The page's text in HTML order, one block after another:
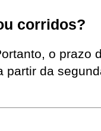
corridos?
o
da